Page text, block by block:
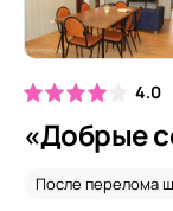
4.0
«Добрые
После перелома